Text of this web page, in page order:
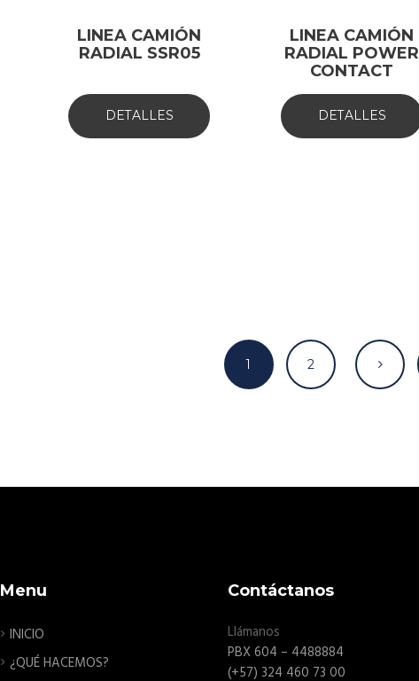
LINEA CAMIÓN
RADIAL SSR05
DETALLES
LINEA CAMIÓN
RADIAL POWER
CONTACT
DETALLES
1 2
Menu
INICIO
¿QUÉ HACEMOS?
Contáctanos
Llámanos
PBX 604 – 4488884
(+57) 324 460 73 00